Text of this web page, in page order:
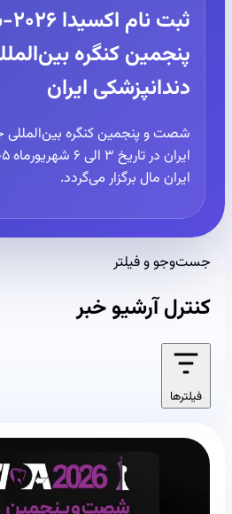
پنجمین کنگره
دندانپزشکی ایران
شصت و پنجمین کنگره بین‌المللی
ایران مال برگزار می‌گردد.
جست‌وجو و فیلتر
کنترل آرشیو خبر
فیلترها